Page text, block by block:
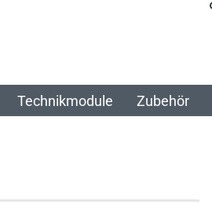
Technikmodule Zubehör